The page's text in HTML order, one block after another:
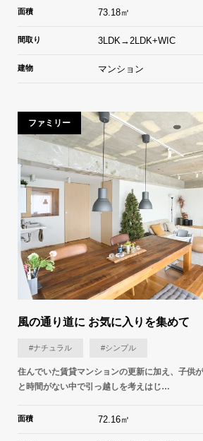
面積 73.18㎡
間取り 3LDK→2LDK+WIC
建物 マンション
ファミリー
風の通り道に お気に入りを集めて
#ナチュラル #シンプル
住んでいた賃貸マンションの更新に加え、子供
と時間がない中で引っ越しを考えはじ…
面積 72.16㎡